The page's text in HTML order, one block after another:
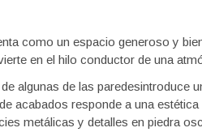
como un espacio generoso y
en el hilo conductor de una
algunas de las paredesintroduce
acabados responde a una
metálicas y detalles en piedra